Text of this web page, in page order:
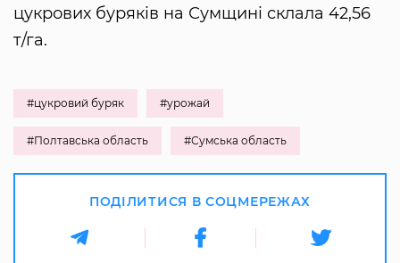
цукрових буряків на Сумщині склала 42,56
т/га.
#цукровий буряк #урожай
#Полтавська область #Сумська область
ПОДІЛИТИСЯ В СОЦМЕРЕЖАХ